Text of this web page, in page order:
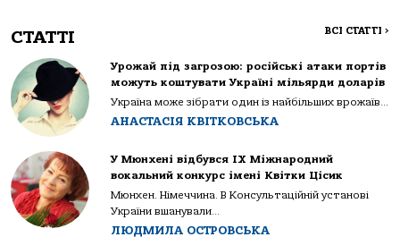
СТАТТІ ВСІ СТАТТІ >
Урожай під загрозою: російські атаки портів
можуть коштувати Україні мільярди доларів
Україна може зібрати один із найбільших врожаїв...
АНАСТАСІЯ КВІТКОВСЬКА
У Мюнхені відбувся IX Міжнародний
вокальний конкурс імені Квітки Цісик
Мюнхен. Німеччина. В Консультаційній установі
України вшанували...
ЛЮДМИЛА ОСТРОВСЬКА